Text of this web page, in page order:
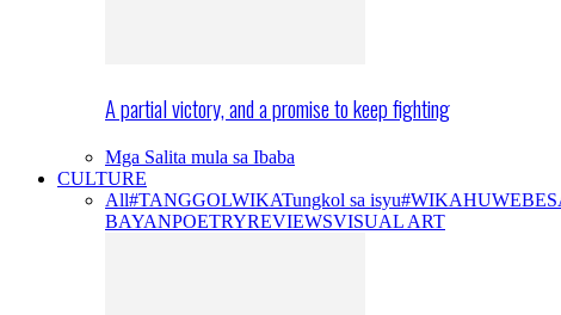
A partial victory, and a promise to keep fighting
Mga Salita mula sa Ibaba
CULTURE
All#TANGGOLWIKATungkol sa isyu#WIKAHUWEBES
BAYANPOETRYREVIEWSVISUAL ART